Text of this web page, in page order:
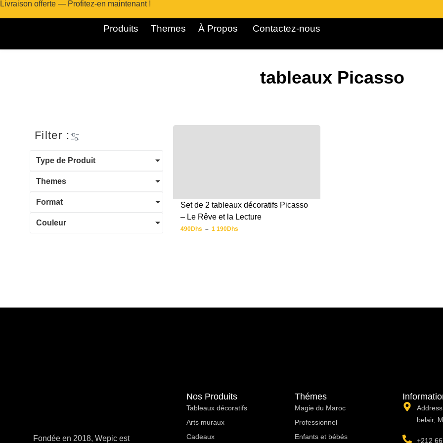
Livraison offerte — Profitez-en maintenant !
Produits Themes À Propos ​ Contactez-nous
tableaux Picasso
Filter :
Type de Produit
Themes
Format
Couleur
Set de 2 tableaux décoratifs Picasso
– Le Rêve et la Lecture
490Dhs – 1 190Dhs
Fondée en 2018, Wepic est
Nos Produits
Tableaux décoratifs
Arts muraux
Cadeaux
Thémes
Magie du Maroc
Professionnel
Enfants et bébés
belair,
+212